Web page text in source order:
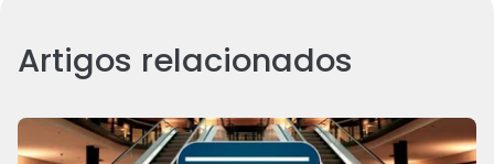
Artigos relacionados